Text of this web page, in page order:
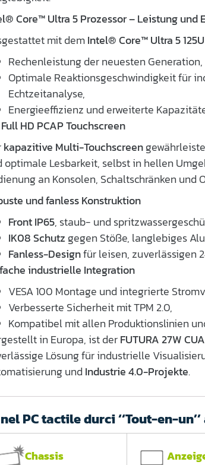
Core™ Ultra 5 Prozessor – Leistung und
mit demIntel® Core™ Ultra 5
Rechenleistung der neuesten Generation,
Optimale Reaktionsgeschwindigkeit für
Echtzeitanalyse,
Energieeffizienz und erweiterte
Full HD PCAP Touchscreen
kapazitive Multi-Touchscreen
optimale Lesbarkeit, selbst in hellen
an Konsolen, Schaltschränken und
und fanless Konstruktion
Front IP65, staub- und
IK08 Schutz gegen Stöße, langlebiges
Fanless-Designfür leisen, zuverlässigen
industrielle Integration
VESA 100 Montage und integrierte
Verbesserte Sicherheit mit TPM 2.0,
Kompatibel mit allen Produktionslinien
in Europa, ist derFUTURA 27W CUA
Lösung für industrielle
und Industrie 4.0-Projekte.
PC tactile durci ‘‘Tout-en-
Chassis